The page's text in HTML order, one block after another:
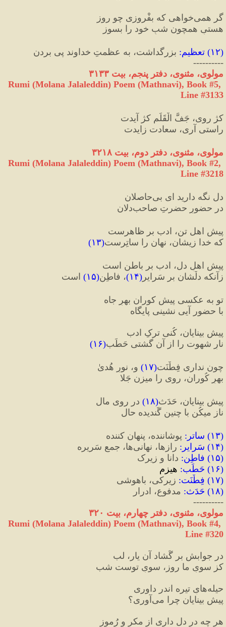
گر همی‌خواهی که بفْروزی چو روز
هستیِ همچون شبِ خود را بسوز
(۱۲) تعظیم: بزرگداشت، به عظمتِ خداوند پی بردن
----------
مولوی، مثنوی، دفتر پنجم، بیت ۳۱۳۳
Rumi (Molana Jalaleddin) Poem (Mathnavi), Book #5,
Line #3133
کژ روی، جَفَّ الْقَلَم کژ آیدت
راستی آری، سعادت زایدت
مولوی، مثنوی، دفتر دوم، بیت ۳۲۱۸
Rumi (Molana Jalaleddin) Poem (Mathnavi), Book #2,
Line #3218
دل نگه دارید ای بی‏‌حاصلان
در حضورِ حضرتِ صاحب‌دلان‏
پیشِ اهل تن، ادب بر ظاهرست
که خدا زیشان، نهان را ساتِرست(۱۳)
پیشِ اهلِ دل، ادب بر باطن است
زآنکه دلْشان بر سَرایر (۱۴)، فاطِن(۱۵) است‏
تو به عکسی پیشِ کوران بهرِ جاه
با حضور آیی نشینی پایگاه‏
پیشِ بینایان، کُنی ترکِ ادب
نارِ شهوت را از آن گشتی حَطَب(۱۶)
چون نداری فِطْنَت(۱۷) و، نورِ هُدیٰ
بهرِ کُوران، روی را می‏زن جَلا
پیشِ بینایان، حَدَث(۱۸) در روی مال
ناز می‏کُن با چنین گَندیده حال
(۱۳) ساتر : پوشاننده، پنهان کننده
(۱۴) سَرایر : رازها، نهانی‌ها، جمعِ سَریره
(۱۵) فاطِن: دانا و زیرک
(۱۶) حَطَب‏: هیزم
(۱۷) فِطْنَت: زیرکی، باهوشی
(۱۸) حَدَث: مدفوع، ادرار
----------
مولوی، مثنوی، دفتر چهارم، بیت ۳۲۰
Rumi (Molana Jalaleddin) Poem (Mathnavi), Book #4,
Line #320
در جوابش بر گُشاد آن یار، لب
کز سویِ ما روز، سویِ توست شب
حیله‌هایِ تیره اندر داوری
پیشِ بینایان چرا می‌آوری؟
هر چه در دل داری از مکر و رُموز